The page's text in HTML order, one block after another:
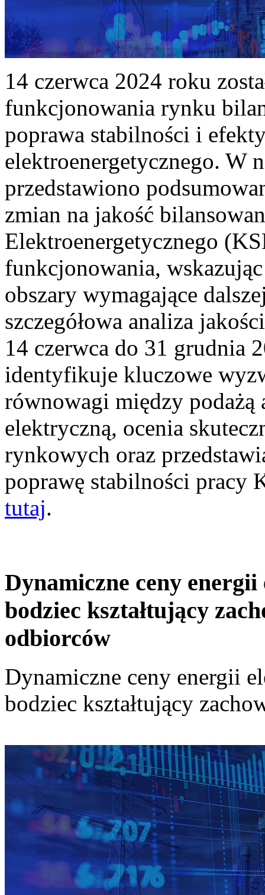
14 czerwca 2024 roku
funkcjonowania rynku
poprawa stabilności i
elektroenergetycznego. W
przedstawiono
zmian na jakość
Elektroenergetycznego
funkcjonowania,
obszary wymagające
szczegółowa analiza
14 czerwca do 31 grudnia
identyfikuje kluczowe
równowagi między podażą
elektryczną, ocenia
rynkowych oraz
poprawę stabilności pracy
tutaj.
Dynamiczne ceny
bodziec kształtujący
odbiorców
Dynamiczne ceny energii
bodziec kształtujący